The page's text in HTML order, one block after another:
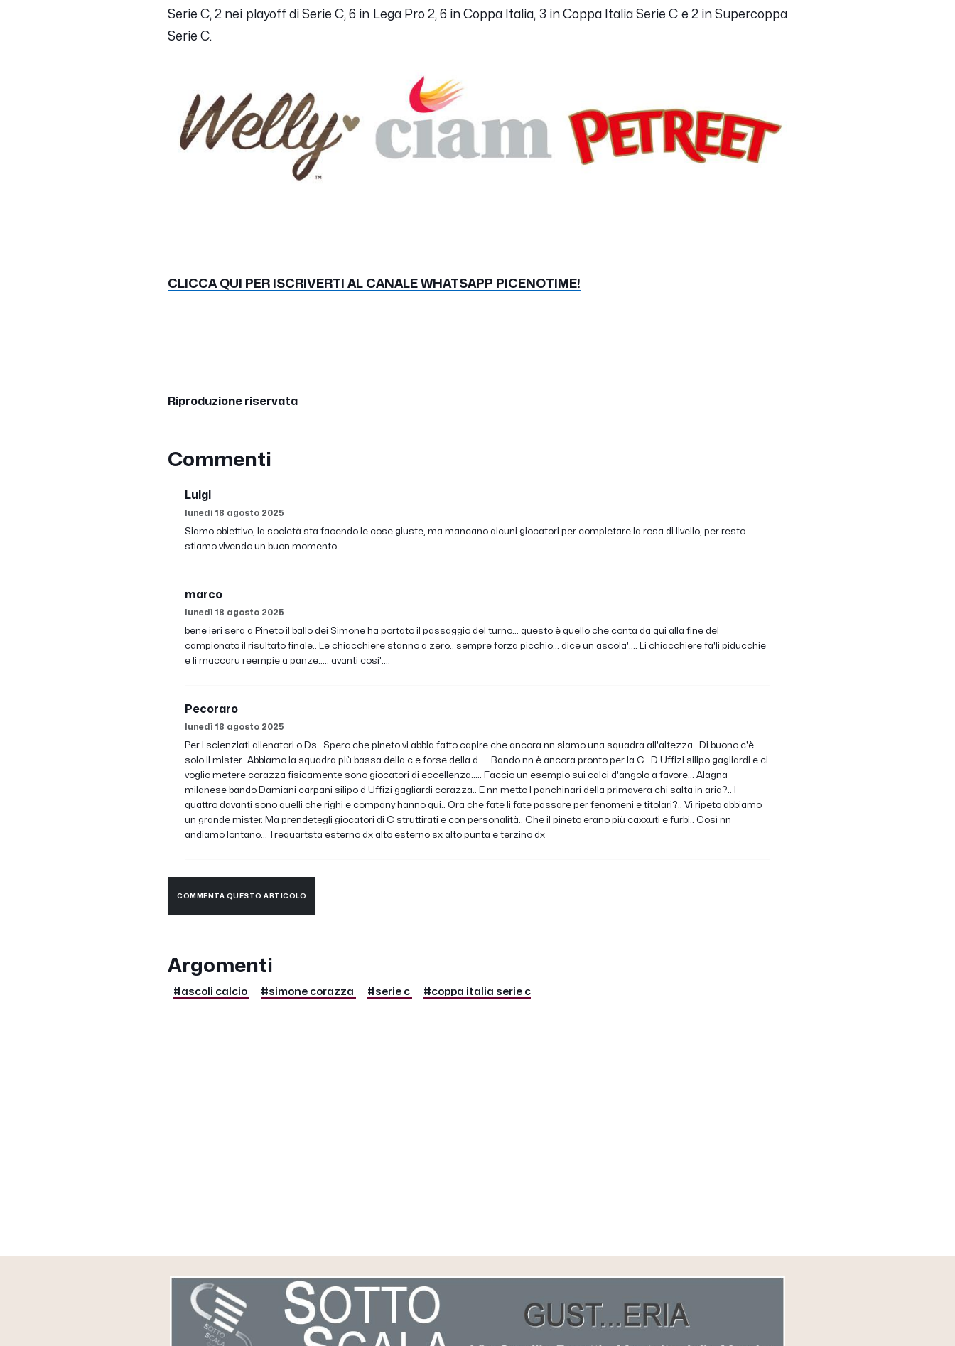
Serie C, 2 nei playoff di Serie C, 6 in Lega Pro 2, 6 in Coppa Italia, 3 in Coppa Italia Serie C e 2 in Supercoppa
Serie C.
CLICCA QUI PER ISCRIVERTI AL CANALE WHATSAPP PICENOTIME!
Riproduzione riservata
Commenti
Luigi
lunedì 18 agosto 2025
Siamo obiettivo, la società sta facendo le cose giuste, ma mancano alcuni giocatori per completare la rosa di livello, per resto
stiamo vivendo un buon momento.
marco
lunedì 18 agosto 2025
bene ieri sera a Pineto il ballo dei Simone ha portato il passaggio del turno... questo è quello che conta da qui alla fine del
campionato il risultato finale.. Le chiacchiere stanno a zero.. sempre forza picchio... dice un ascola'.... Li chiacchiere fa'li piducchie
e li maccaru reempie a panze..... avanti cosi'....
Pecoraro
lunedì 18 agosto 2025
Per i scienziati allenatori o Ds.. Spero che pineto vi abbia fatto capire che ancora nn siamo una squadra all'altezza.. Di buono c'è
solo il mister.. Abbiamo la squadra più bassa della c e forse della d..... Bando nn è ancora pronto per la C.. D Uffizi silipo gagliardi e ci
voglio metere corazza fisicamente sono giocatori di eccellenza..... Faccio un esempio sui calci d'angolo a favore... Alagna
milanese bando Damiani carpani silipo d Uffizi gagliardi corazza.. E nn metto I panchinari della primavera chi salta in aria?.. I
quattro davanti sono quelli che righi e company hanno qui.. Ora che fate li fate passare per fenomeni e titolari?.. Vi ripeto abbiamo
un grande mister. Ma prendetegli giocatori di C struttirati e con personalità.. Che il pineto erano più caxxuti e furbi.. Così nn
andiamo lontano... Trequartsta esterno dx alto esterno sx alto punta e terzino dx
COMMENTA QUESTO ARTICOLO
Argomenti
#ascoli calcio #simone corazza #serie c #coppa italia serie c